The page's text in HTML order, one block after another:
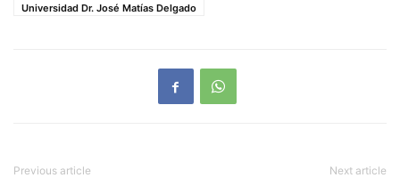
Universidad Dr. José Matías Delgado
Previous article Next article